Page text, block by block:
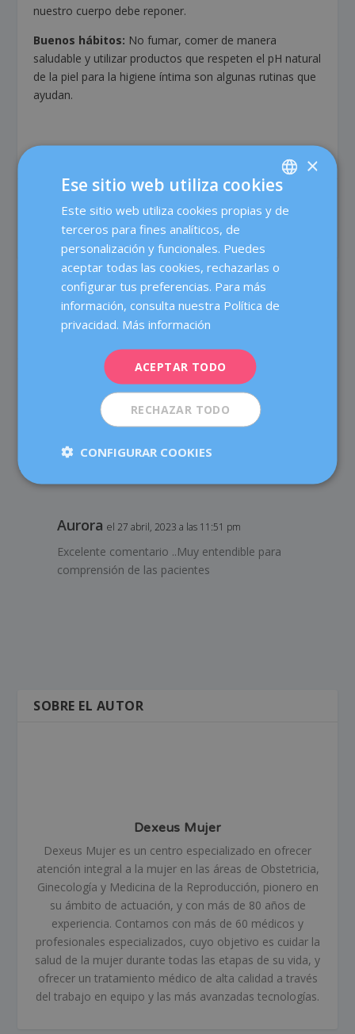
nuestro cuerpo debe reponer.
Buenos hábitos: No fumar, comer de manera
saludable y utilizar productos que respeten el pH natural
de la piel para la higiene íntima son algunas rutinas que
ayudan.
COMPARTIR:
ANTERIOR
¿afectan a la fertilidad?
SIGUIENTE
pimientos y patatas al
1 COMENTARIO
Aurora el 27 abril, 2023 a las 11:51 pm
Excelente comentario ..Muy entendible para
comprensión de las pacientes
SOBRE EL AUTOR
Dexeus Mujer
Dexeus Mujer es un centro especializado en ofrecer
atención integral a la mujer en las áreas de Obstetricia,
Ginecología y Medicina de la Reproducción, pionero en
su ámbito de actuación, y con más de 80 años de
experiencia. Contamos con más de 60 médicos y
profesionales especializados, cuyo objetivo es cuidar la
salud de la mujer durante todas las etapas de su vida, y
ofrecer un tratamiento médico de alta calidad a través
del trabajo en equipo y las más avanzadas tecnologías.
SPANISH
×
Ese sitio web utiliza cookies
Este sitio web utiliza cookies propias y de
terceros para fines analíticos, de
personalización y funcionales. Puedes
aceptar todas las cookies, rechazarlas o
configurar tus preferencias. Para más
información, consulta nuestra Política de
privacidad. Más información
ACEPTAR TODO
RECHAZAR TODO
CONFIGURAR COOKIES